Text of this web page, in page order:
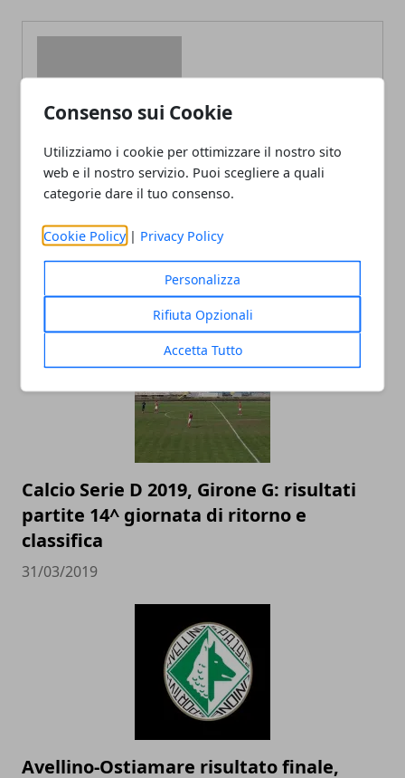
Consenso sui Cookie
Utilizziamo i cookie per ottimizzare il nostro sito
web e il nostro servizio. Puoi scegliere a quali
categorie dare il tuo consenso.
Cookie Policy | Privacy Policy
Personalizza
Rifiuta Opzionali
Accetta Tutto
Redazione
Calcio Serie D 2019, Girone G: risultati
partite 14^ giornata di ritorno e
classifica
31/03/2019
Avellino-Ostiamare risultato finale,